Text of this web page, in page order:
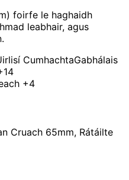
foirfe le haghaidh
leabhair, agus
CumhachtaGabhálais
+4
Cruach 65mm, Rátáilte